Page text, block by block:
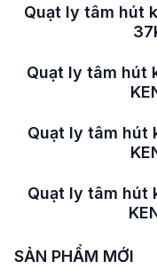
Quạt ly tâm hút
Quạt ly tâm hút
Quạt ly tâm hút
Quạt ly tâm hút
SẢN PHẨM MỚI